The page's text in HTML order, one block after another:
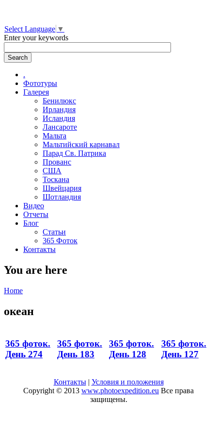
Select Language ▼
Enter your keywords
.
Фототуры
Галерея
Бенилюкс
Ирландия
Исландия
Лансароте
Мальта
Мальтийский карнавал
Парад Св. Патрика
Прованс
США
Тоскана
Швейцария
Шотландия
Видео
Отчеты
Блог
Статьи
365 Фоток
Контакты
You are here
Home
океан
365 фоток.
День 274
365 фоток.
День 183
365 фоток.
День 128
365 фоток.
День 127
Контакты| Условия и положения
Copyright © 2013 www.photoexpedition.eu Все права
защищены.